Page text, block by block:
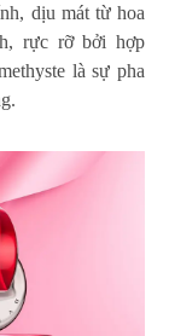
dịu mát từ hoa
rực rỡ bởi hợp
là sự pha